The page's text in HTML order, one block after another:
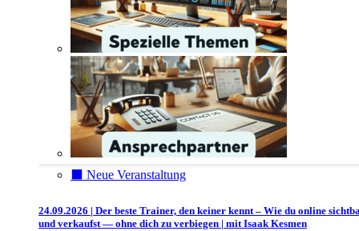
⬛️ Neue Veranstaltung
24.09.2026 | Der beste Trainer, den keiner kennt – Wie du online
und verkaufst — ohne dich zu verbiegen | mit Isaak Kesmen